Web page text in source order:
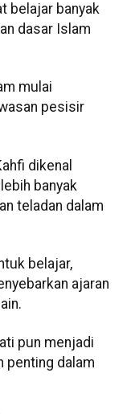
belajar banyak
dasar Islam
mulai
pesisir
dikenal
banyak
teladan dalam
belajar,
ajaran
pun menjadi
penting dalam